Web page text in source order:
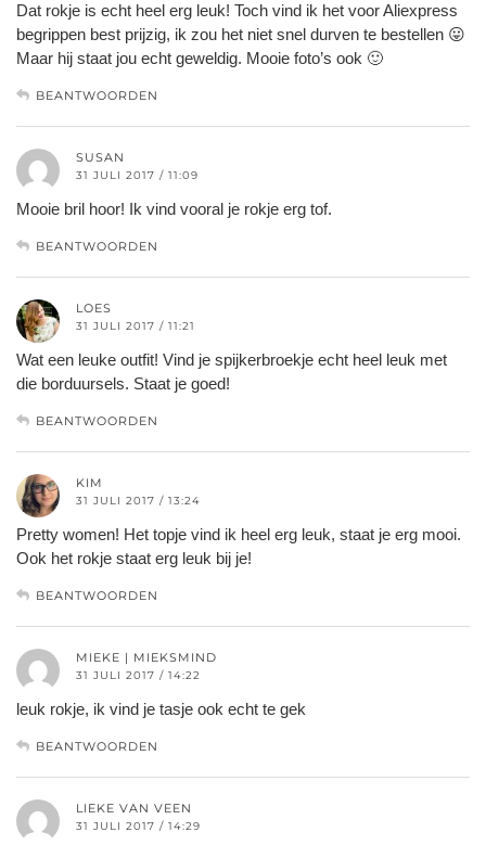
Dat rokje is echt heel erg leuk! Toch vind ik het voor Aliexpress
begrippen best prijzig, ik zou het niet snel durven te bestellen 😛
Maar hij staat jou echt geweldig. Mooie foto’s ook 🙂
BEANTWOORDEN
SUSAN
31 JULI 2017 / 11:09
Mooie bril hoor! Ik vind vooral je rokje erg tof.
BEANTWOORDEN
LOES
31 JULI 2017 / 11:21
Wat een leuke outfit! Vind je spijkerbroekje echt heel leuk met
die borduursels. Staat je goed!
BEANTWOORDEN
KIM
31 JULI 2017 / 13:24
Pretty women! Het topje vind ik heel erg leuk, staat je erg mooi.
Ook het rokje staat erg leuk bij je!
BEANTWOORDEN
MIEKE | MIEKSMIND
31 JULI 2017 / 14:22
leuk rokje, ik vind je tasje ook echt te gek
BEANTWOORDEN
LIEKE VAN VEEN
31 JULI 2017 / 14:29